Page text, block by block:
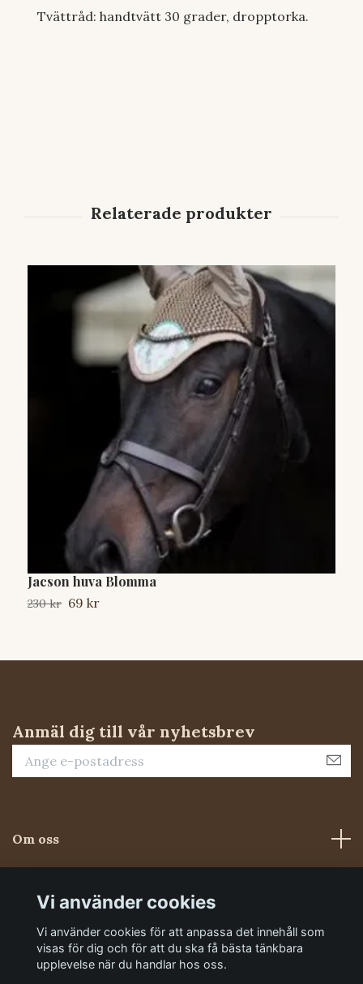
Tvättråd: handtvätt 30 grader, dropptorka.
Jacson huva Blomma
230 kr 69 kr
Anmäl dig till vår nyhetsbrev
Om oss
Sociala medier
Vi använder cookies
Vi använder cookies för att anpassa det innehåll som
visas för dig och för att du ska få bästa tänkbara
upplevelse när du handlar hos oss.